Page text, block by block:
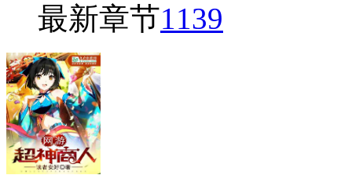
最新章节1139